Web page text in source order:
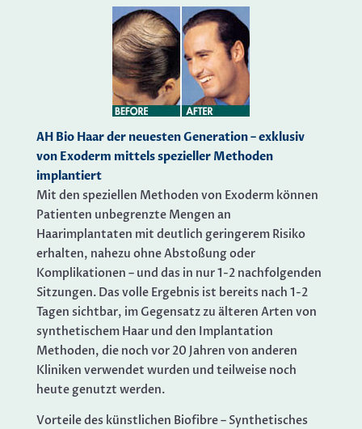
AH Bio Haar der neuesten Generation – exklusiv
von Exoderm mittels spezieller Methoden
implantiert
Mit den speziellen Methoden von Exoderm können
Patienten unbegrenzte Mengen an
Haarimplantaten mit deutlich geringerem Risiko
erhalten, nahezu ohne Abstoßung oder
Komplikationen – und das in nur 1-2 nachfolgenden
Sitzungen. Das volle Ergebnis ist bereits nach 1-2
Tagen sichtbar, im Gegensatz zu älteren Arten von
synthetischem Haar und den Implantation
Methoden, die noch vor 20 Jahren von anderen
Kliniken verwendet wurden und teilweise noch
heute genutzt werden.
Vorteile des künstlichen Biofibre – Synthetisches